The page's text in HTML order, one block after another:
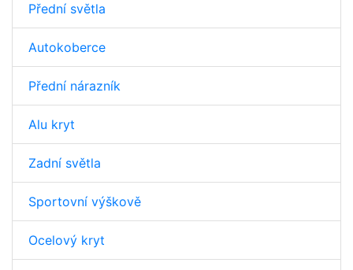
Přední světla
Autokoberce
Přední nárazník
Alu kryt
Zadní světla
Sportovní výškově
Ocelový kryt